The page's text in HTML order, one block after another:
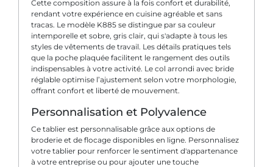
Cette composition assure à la fois confort et durabilité,
rendant votre expérience en cuisine agréable et sans
tracas. Le modèle K885 se distingue par sa couleur
intemporelle et sobre, gris clair, qui s'adapte à tous les
styles de vêtements de travail. Les détails pratiques tels
que la poche plaquée facilitent le rangement des outils
indispensables à votre activité. Le col arrondi avec bride
réglable optimise l’ajustement selon votre morphologie,
offrant confort et liberté de mouvement.
Personnalisation et Polyvalence
Ce tablier est personnalisable grâce aux options de
broderie et de flocage disponibles en ligne. Personnalisez
votre tablier pour renforcer le sentiment d'appartenance
à votre entreprise ou pour ajouter une touche